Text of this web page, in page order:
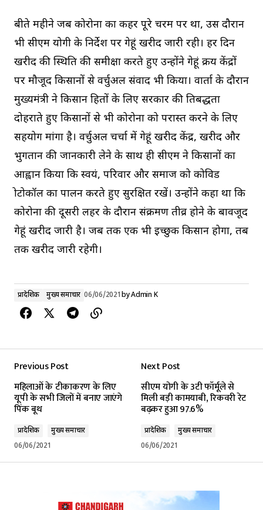
बीते महीने जब कोरोना का कहर पूरे चरम पर था, उस दौरान
भी सीएम योगी के निर्देश पर गेहूं खरीद जारी रही। हर दिन
खरीद की स्थिति की समीक्षा करते हुए उन्होंने गेहूं क्रय केंद्रों
पर मौजूद किसानों से वर्चुअल संवाद भी किया। वार्ता के दौरान
मुख्यमंत्री ने किसान हितों के लिए सरकार की प्रतिबद्धता
दोहराते हुए किसानों से भी कोरोना को परास्त करने के लिए
सहयोग मांगा है। वर्चुअल चर्चा में गेहूं खरीद केंद्र, खरीद और
भुगतान की जानकारी लेने के साथ ही सीएम ने किसानों का
आह्वान किया कि स्वयं, परिवार और समाज को कोविड
प्रोटोकॉल का पालन करते हुए सुरक्षित रखें। उन्होंने कहा था कि
कोरोना की दूसरी लहर के दौरान संक्रमण तीव्र होने के बावजूद
गेहूं खरीद जारी है। जब तक एक भी इच्छुक किसान होगा, तब
तक खरीद जारी रहेगी।
प्रादेशिक मुख्य समाचार 06/06/2021byAdmin K
Previous Post
महिलाओं के टीकाकरण के लिए
यूपी के सभी जिलों में बनाए जाएंगे
पिंक बूथ
प्रादेशिक
मुख्य समाचार
06/06/2021
Next Post
सीएम योगी के 3टी फॉर्मूले से
मिली बड़ी कामयाबी, रिकवरी रेट
बढ़कर हुआ 97.6%
प्रादेशिक
मुख्य समाचार
06/06/2021